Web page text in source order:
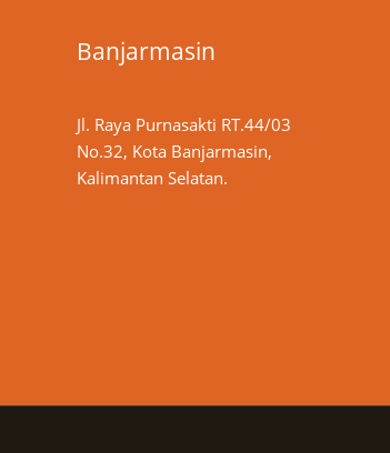
Banjarmasin
Jl. Raya Purnasakti RT.44/03
No.32, Kota Banjarmasin,
Kalimantan Selatan.